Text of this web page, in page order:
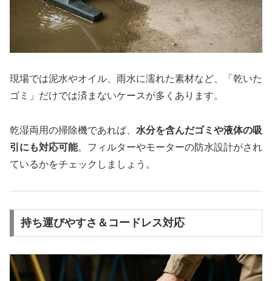
現場では泥水やオイル、雨水に濡れた素材など、「乾いた
ゴミ」だけでは済まないケースが多くあります。
乾湿両用の掃除機であれば、 水分を含んだゴミや液体の吸
引にも対応可能。フィルターやモーターの防水設計がされ
ているかをチェックしましょう。
持ち運びやすさ＆コードレス対応